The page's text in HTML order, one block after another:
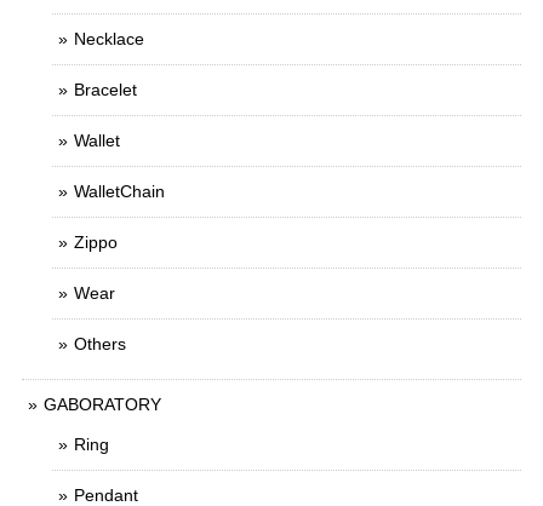
Necklace
Bracelet
Wallet
WalletChain
Zippo
Wear
Others
GABORATORY
Ring
Pendant